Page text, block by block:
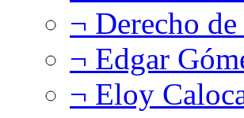
¬ Derecho
¬ Edgar
¬ Eloy